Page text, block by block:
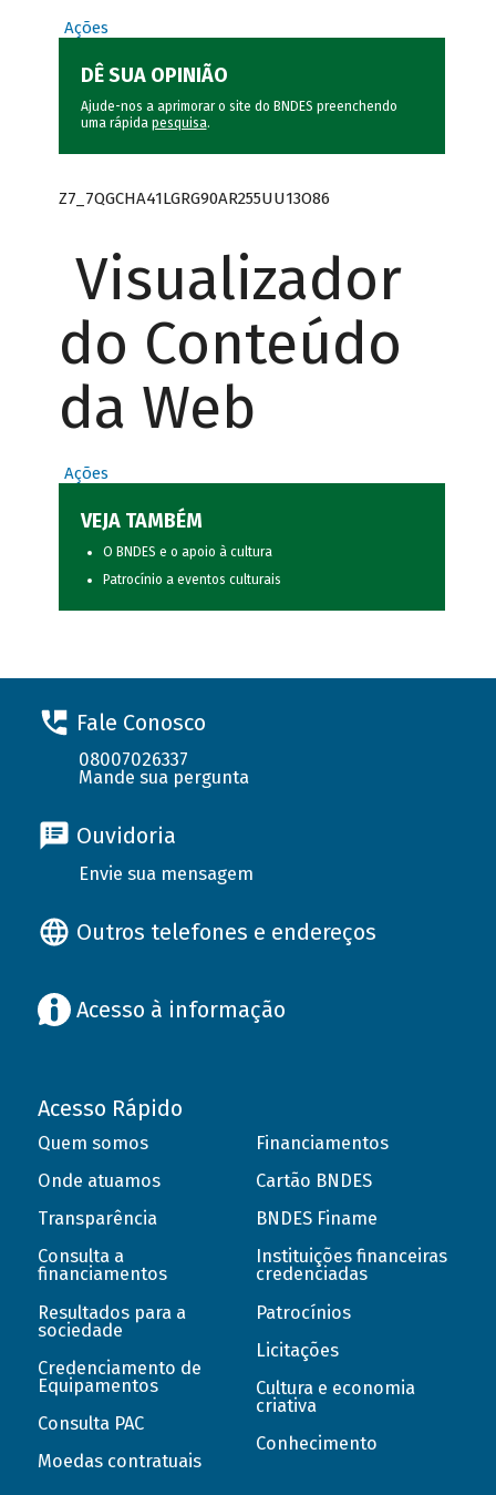
Ações
DÊ SUA OPINIÃO
Ajude-nos a aprimorar o site do BNDES preenchendo
uma rápida pesquisa.
Z7_7QGCHA41LGRG90AR255UU13O86
Visualizador
do Conteúdo
da Web
Ações
VEJA TAMBÉM
O BNDES e o apoio à cultura
Patrocínio a eventos culturais
Fale Conosco
08007026337
Mande sua pergunta
Ouvidoria
Envie sua mensagem
Outros telefones e endereços
Acesso à informação
Acesso Rápido
Quem somos
Onde atuamos
Transparência
Consulta a
financiamentos
Resultados para a
sociedade
Credenciamento de
Equipamentos
Consulta PAC
Moedas contratuais
Financiamentos
Cartão BNDES
BNDES Finame
Instituições financeiras
credenciadas
Patrocínios
Licitações
Cultura e economia
criativa
Conhecimento